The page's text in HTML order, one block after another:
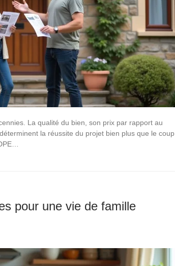
La qualité du bien, son prix par rapport au
la réussite du projet bien plus que le coup
pour une vie de famille